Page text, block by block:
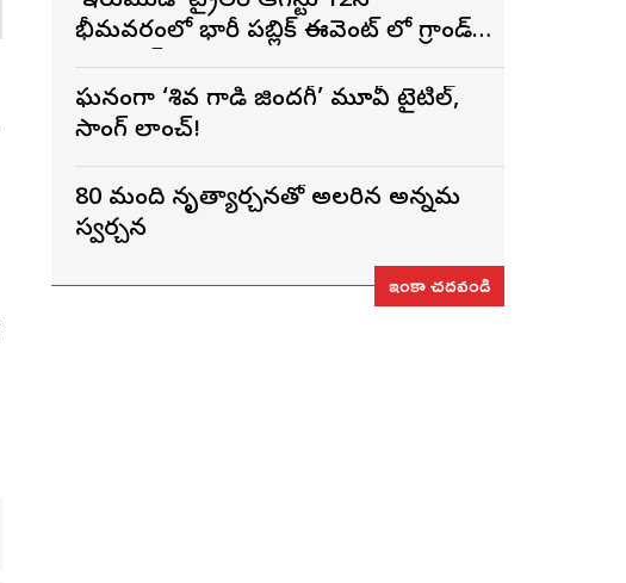
భీమవరంలో భారీ పబ్లిక్ ఈవెంట్ లో గ్రాండ్
ఘనంగా ‘శివ గాడి జింద‌గీ’ మూవీ టైటిల్,
సాంగ్ లాంచ్!
80 మంది నృత్యార్చనతో అలరారిన అన్నమ
స్వరార్చన
ఇంకా చదవండి